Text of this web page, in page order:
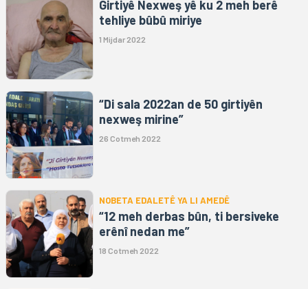
Girtiyê Nexweş yê ku 2 meh berê
tehliye bûbû miriye
1 Mijdar 2022
“Di sala 2022an de 50 girtiyên
nexweş mirine”
26 Cotmeh 2022
NOBETA EDALETÊ YA LI AMEDÊ
“12 meh derbas bûn, ti bersiveke
erênî nedan me”
18 Cotmeh 2022